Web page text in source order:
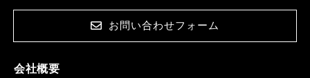
お問い合わせフォーム
会社概要